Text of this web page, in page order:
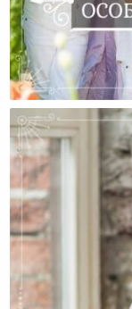
Главное В